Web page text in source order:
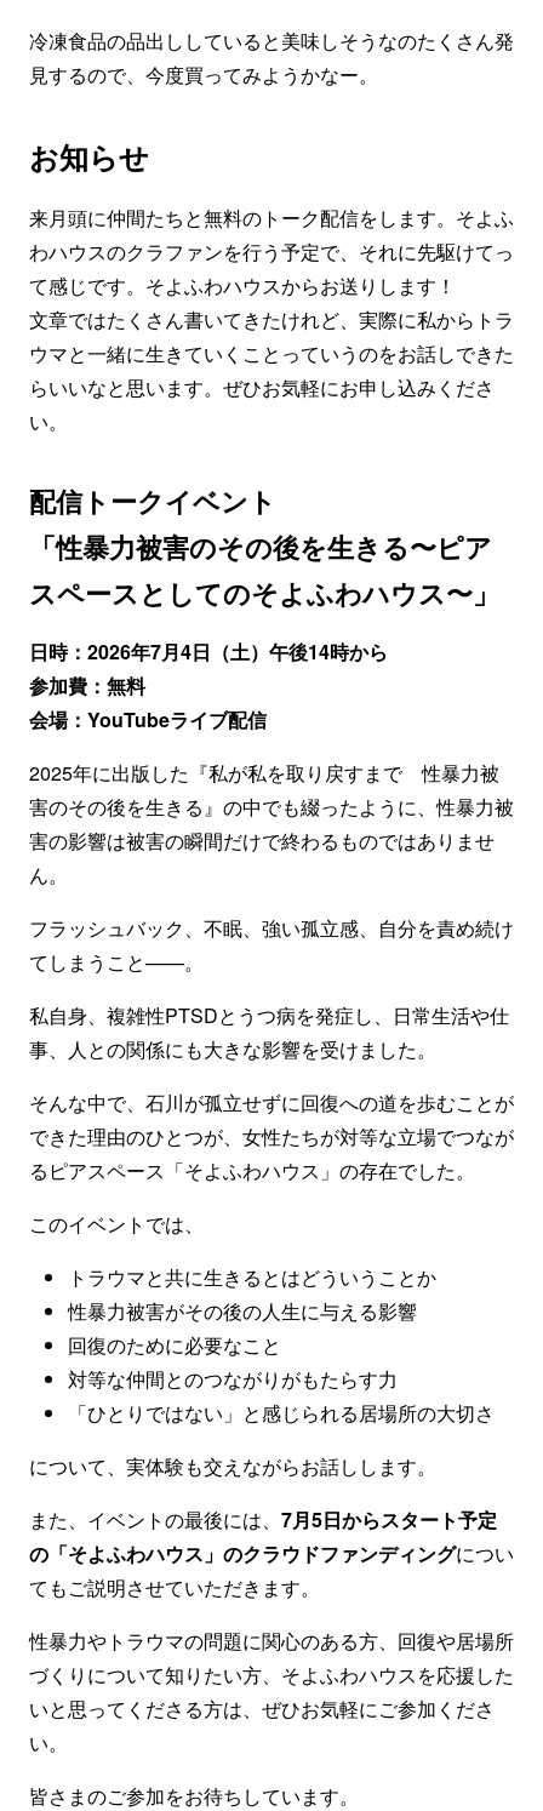
冷凍食品の品出ししていると美味しそうなのたくさん発
見するので、今度買ってみようかなー。
お知らせ
来月頭に仲間たちと無料のトーク配信をします。そよふ
わハウスのクラファンを行う予定で、それに先駆けてっ
て感じです。そよふわハウスからお送りします！
文章ではたくさん書いてきたけれど、実際に私からトラ
ウマと一緒に生きていくことっていうのをお話しできた
らいいなと思います。ぜひお気軽にお申し込みくださ
い。
配信トークイベント
「性暴力被害のその後を生きる〜ピア
スペースとしてのそよふわハウス〜」
日時：2026年7月4日（土）午後14時から
参加費：無料
会場：YouTubeライブ配信
2025年に出版した『私が私を取り戻すまで 性暴力被
害のその後を生きる』の中でも綴ったように、性暴力被
害の影響は被害の瞬間だけで終わるものではありませ
ん。
フラッシュバック、不眠、強い孤立感、自分を責め続け
てしまうこと——。
私自身、複雑性PTSDとうつ病を発症し、日常生活や仕
事、人との関係にも大きな影響を受けました。
そんな中で、石川が孤立せずに回復への道を歩むことが
できた理由のひとつが、女性たちが対等な立場でつなが
るピアスペース「そよふわハウス」の存在でした。
このイベントでは、
トラウマと共に生きるとはどういうことか
性暴力被害がその後の人生に与える影響
回復のために必要なこと
対等な仲間とのつながりがもたらす力
「ひとりではない」と感じられる居場所の大切さ
について、実体験も交えながらお話しします。
また、イベントの最後には、 7月5日からスタート予定
の「そよふわハウス」のクラウドファンディングについ
てもご説明させていただきます。
性暴力やトラウマの問題に関心のある方、回復や居場所
づくりについて知りたい方、そよふわハウスを応援した
いと思ってくださる方は、ぜひお気軽にご参加くださ
い。
皆さまのご参加をお待ちしています。